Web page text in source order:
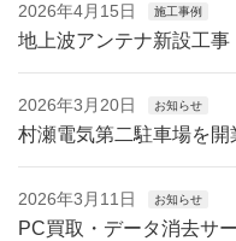
2026年4月15日 施工事例
地上波アンテナ新設工事
2026年3月20日 お知らせ
村瀬電気第二駐車場を開
2026年3月11日 お知らせ
PC買取・データ消去サ